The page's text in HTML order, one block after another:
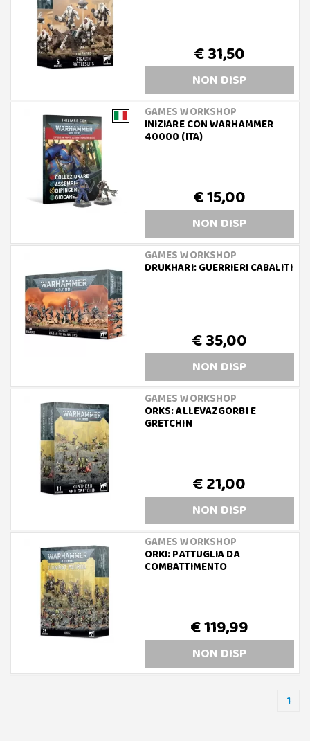
€ 31,50
NON DISP
GAMES WORKSHOP
INIZIARE CON WARHAMMER
40000 (ITA)
€ 15,00
NON DISP
GAMES WORKSHOP
DRUKHARI: GUERRIERI CABALITI
€ 35,00
NON DISP
GAMES WORKSHOP
ORKS: ALLEVAZGORBI E
GRETCHIN
€ 21,00
NON DISP
GAMES WORKSHOP
ORKI: PATTUGLIA DA
COMBATTIMENTO
€ 119,99
NON DISP
1